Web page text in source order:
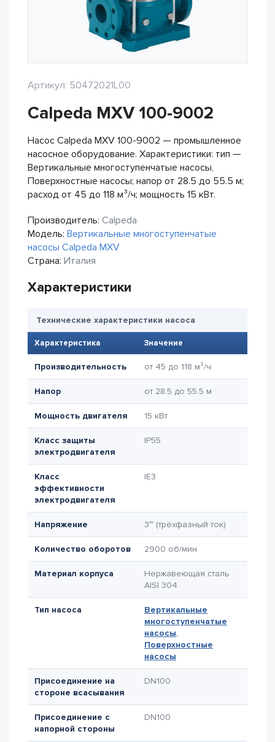
Артикул: 50472021L00
Calpeda MXV 100-9002
Насос Calpeda MXV 100-9002 — промышленное
насосное оборудование. Характеристики: тип —
Вертикальные многоступенчатые насосы,
Поверхностные насосы; напор от 28.5 до 55.5 м;
расход от 45 до 118 м³/ч; мощность 15 кВт.
Производитель: Calpeda
Модель: Вертикальные многоступенчатые
насосы Calpeda MXV
Страна: Италия
Характеристики
Технические характеристики насоса
Характеристика Значение
Производительность от 45 до 118 м³/ч
Напор от 28.5 до 55.5 м
Мощность двигателя 15 кВт
Класс защиты
электродвигателя
IP55
Класс
эффективности
электродвигателя
IE3
Напряжение 3~ (трёхфазный ток)
Количество оборотов 2900 об/мин
Материал корпуса
Нержавеющая сталь
AISI 304
Тип насоса
Вертикальные
многоступенчатые
насосы,
Поверхностные
насосы
Присоединение на
стороне всасывания
DN100
Присоединение с
напорной стороны
DN100